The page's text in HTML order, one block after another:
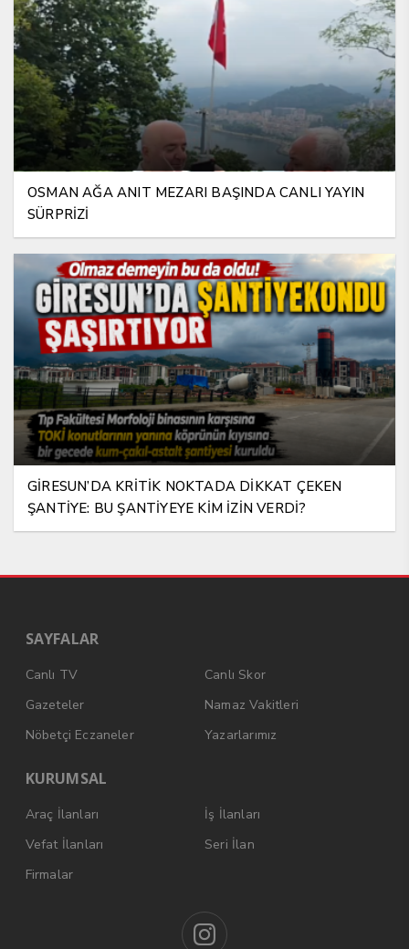
OSMAN AĞA ANIT MEZARI BAŞINDA CANLI YAYIN
SÜRPRİZİ
GİRESUN’DA KRİTİK NOKTADA DİKKAT ÇEKEN
ŞANTİYE: BU ŞANTİYEYE KİM İZİN VERDİ?
SAYFALAR
Canlı TV
Canlı Skor
Gazeteler
Namaz Vakitleri
Nöbetçi Eczaneler
Yazarlarımız
KURUMSAL
Araç İlanları
İş İlanları
Vefat İlanları
Seri İlan
Firmalar